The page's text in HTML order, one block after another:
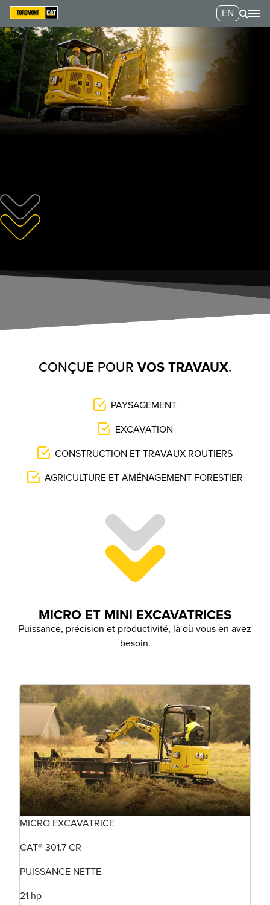
EN
CONÇUE POUR VOS TRAVAUX.
PAYSAGEMENT
EXCAVATION
CONSTRUCTION ET TRAVAUX ROUTIERS
AGRICULTURE ET AMÉNAGEMENT FORESTIER
MICRO ET MINI EXCAVATRICES
Puissance, précision et productivité, là où vous en avez
besoin.
MICRO EXCAVATRICE
CAT® 301.7 CR
PUISSANCE NETTE
21 hp